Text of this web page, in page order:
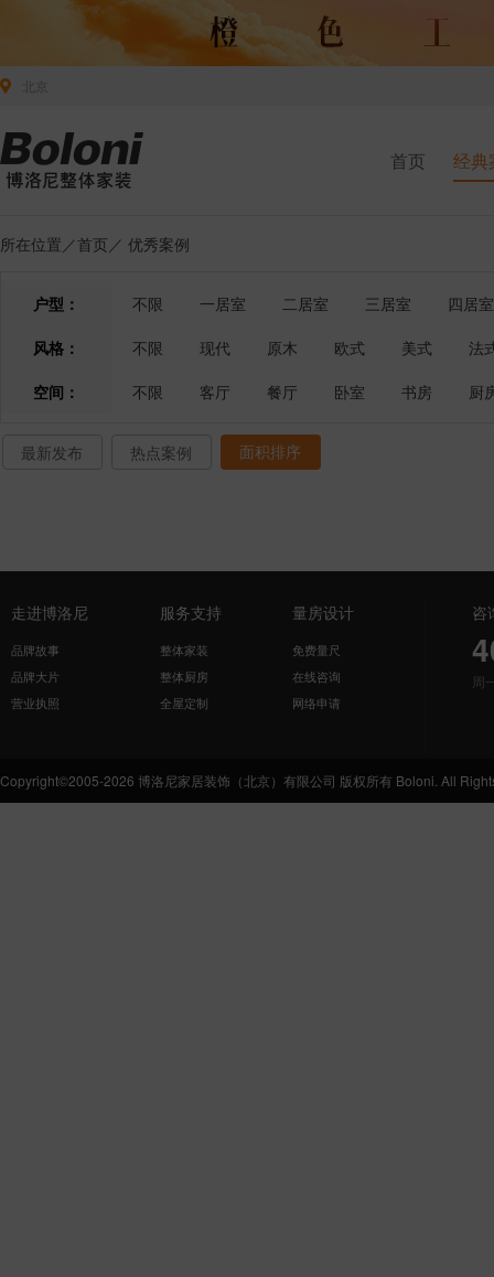
首页 经典
所在位置／首页 ／ 优秀案例
户型： 不限 一居室 二居室 三居室
四居室
风格：
不限 现代 原木 欧式 美式
法
空间：
不限 客厅 餐厅 卧室 书房 厨
最新发布 热点案例 面积排序
走进博洛尼
品牌故事
品牌大片
营业执照
服务支持
整体家装
整体厨房
全屋定制
量房设计
免费量尺
在线咨询
网络申请
咨
周
Copyright©2005-2026 博洛尼家居装饰（北京）有限公司 版权所有 Boloni. All